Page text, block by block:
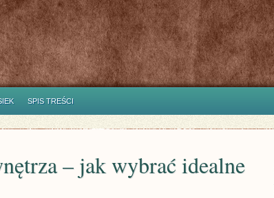
SPIS TREŚCI
– jak wybrać idealne